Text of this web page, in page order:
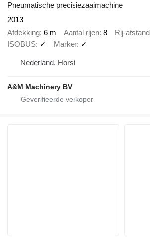
Pneumatische precisiezaaimachine
2013
Afdekking 6 m Aantal rijen 8 Rij-afstand
ISOBUS ✓ Marker ✓
Nederland, Horst
A&M Machinery BV